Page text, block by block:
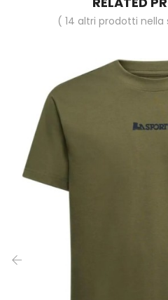
( 14 altri prodotti